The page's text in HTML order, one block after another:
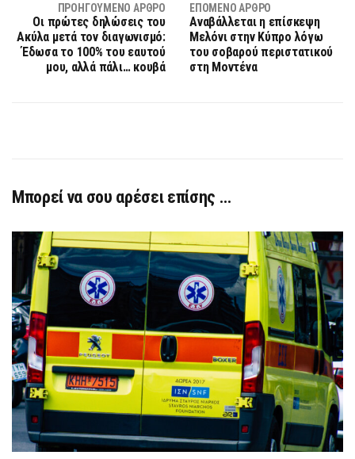
ΠΡΟΗΓΟΎΜΕΝΟ ΆΡΘΡΟ
Οι πρώτες δηλώσεις του
Ακύλα μετά τον διαγωνισμό:
Έδωσα το 100% του εαυτού
μου, αλλά πάλι… κουβά
ΕΠΌΜΕΝΟ ΆΡΘΡΟ
Αναβάλλεται η επίσκεψη
Μελόνι στην Κύπρο λόγω
του σοβαρού περιστατικού
στη Μοντένα
Μπορεί να σου αρέσει επίσης …